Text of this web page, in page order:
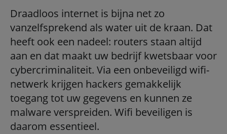
Draadloos internet is bijna net zo
vanzelfsprekend als water uit de kraan. Dat
heeft ook een nadeel: routers staan altijd
aan en dat maakt uw bedrijf kwetsbaar voor
cybercriminaliteit. Via een onbeveiligd wifi-
netwerk krijgen hackers gemakkelijk
toegang tot uw gegevens en kunnen ze
malware verspreiden. Wifi beveiligen is
daarom essentieel.